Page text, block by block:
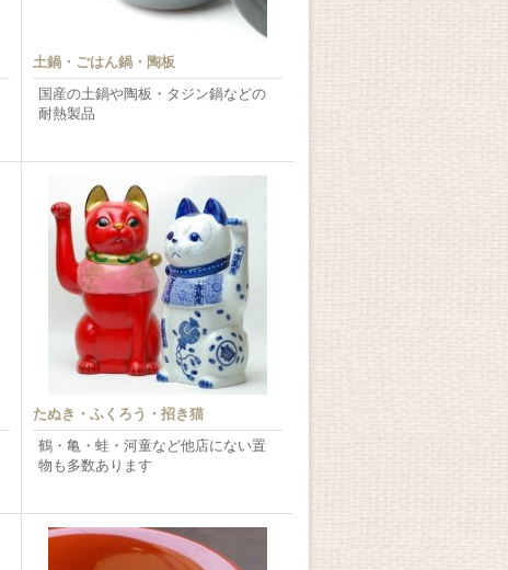
土鍋・ごはん鍋・陶板
国産の土鍋や陶板・タジン鍋などの
耐熱製品
たぬき・ふくろう・招き猫
鶴・亀・蛙・河童など他店にない置
物も多数あります